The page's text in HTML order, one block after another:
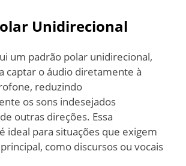
Unidirecional
um padrão polar unidirecional,
captar o áudio diretamente à
reduzindo
os sons indesejados
outras direções. Essa
ideal para situações que exigem
como discursos ou vocais